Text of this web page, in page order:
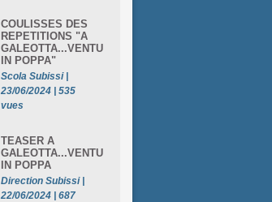
COULISSES DES
REPETITIONS "A
GALEOTTA...VENTU
IN POPPA"
Scola Subissi |
23/06/2024 | 535
vues
TEASER A
GALEOTTA...VENTU
IN POPPA
Direction Subissi |
22/06/2024 | 687